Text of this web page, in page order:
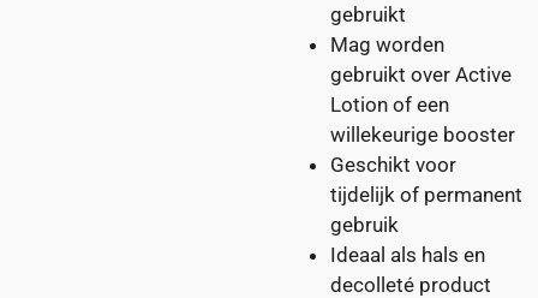
gebruikt
Mag worden
gebruikt over Active
Lotion of een
willekeurige booster
Geschikt voor
tijdelijk of permanent
gebruik
Ideaal als hals en
decolleté product